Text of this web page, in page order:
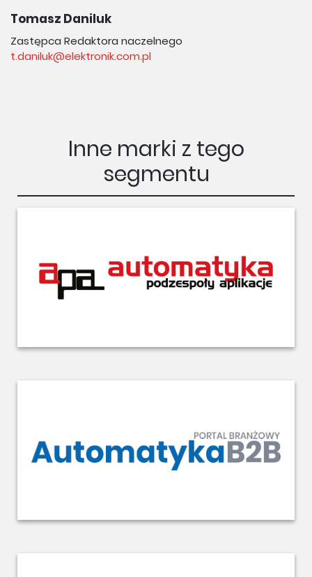
Tomasz Daniluk
Zastępca Redaktora naczelnego
t.daniluk@elektronik.com.pl
Inne marki z tego
segmentu